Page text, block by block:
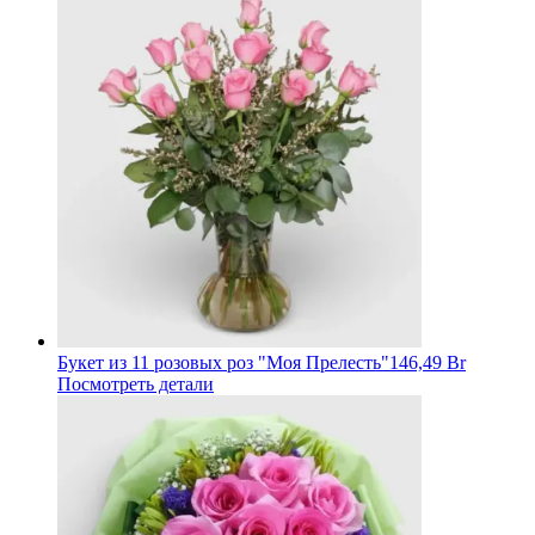
Букет из 11 розовых роз "Моя Прелесть"146,49 Br
Посмотреть детали